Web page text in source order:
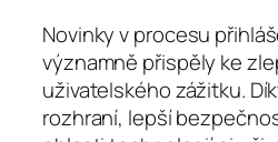
Novinky v procesu
významně přispěly ke
uživatelského zážitku.
rozhraní, lepší